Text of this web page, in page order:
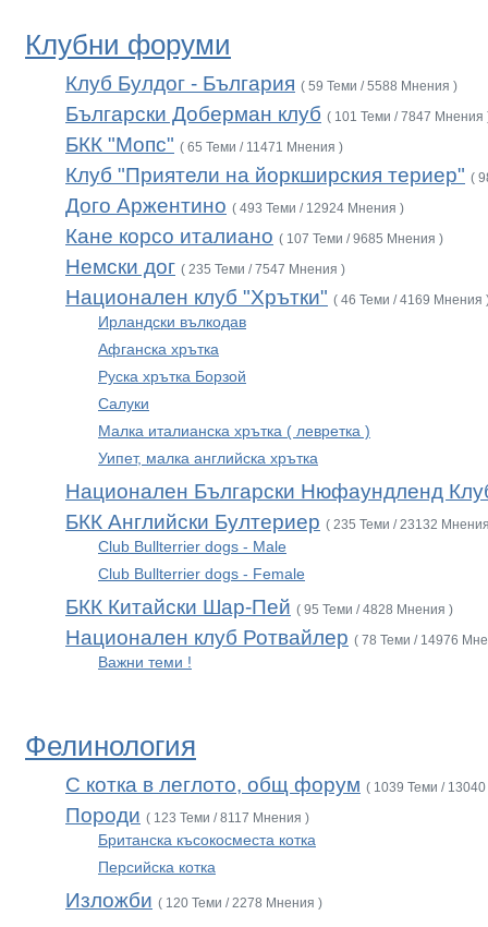
Клубни форуми
Клуб Булдог - България ( 59 Теми / 5588 Мнения )
Български Доберман клуб ( 101 Теми / 7847 Мнения
БКК "Мопс" ( 65 Теми / 11471 Мнения )
Клуб "Приятели на йоркширския териер" (
Дого Аржентино ( 493 Теми / 12924 Мнения )
Кане корсо италиано ( 107 Теми / 9685 Мнения )
Немски дог ( 235 Теми / 7547 Мнения )
Национален клуб "Хрътки" ( 46 Теми / 4169 Мнения
Ирландски вълкодав
Афганска хрътка
Руска хрътка Борзой
Салуки
Малка италианска хрътка ( левретка )
Уипет, малка английска хрътка
Национален Български Нюфаундленд
БКК Английски Бултериер ( 235 Теми / 23132
Club Bullterrier dogs - Male
Club Bullterrier dogs - Female
БКК Китайски Шар-Пей ( 95 Теми / 4828 Мнения )
Национален клуб Ротвайлер ( 78 Теми / 14976
Важни теми !
Фелинология
С котка в леглото, общ форум ( 1039 Теми /
Породи ( 123 Теми / 8117 Мнения )
Британска късокосместа котка
Персийска котка
Изложби ( 120 Теми / 2278 Мнения )